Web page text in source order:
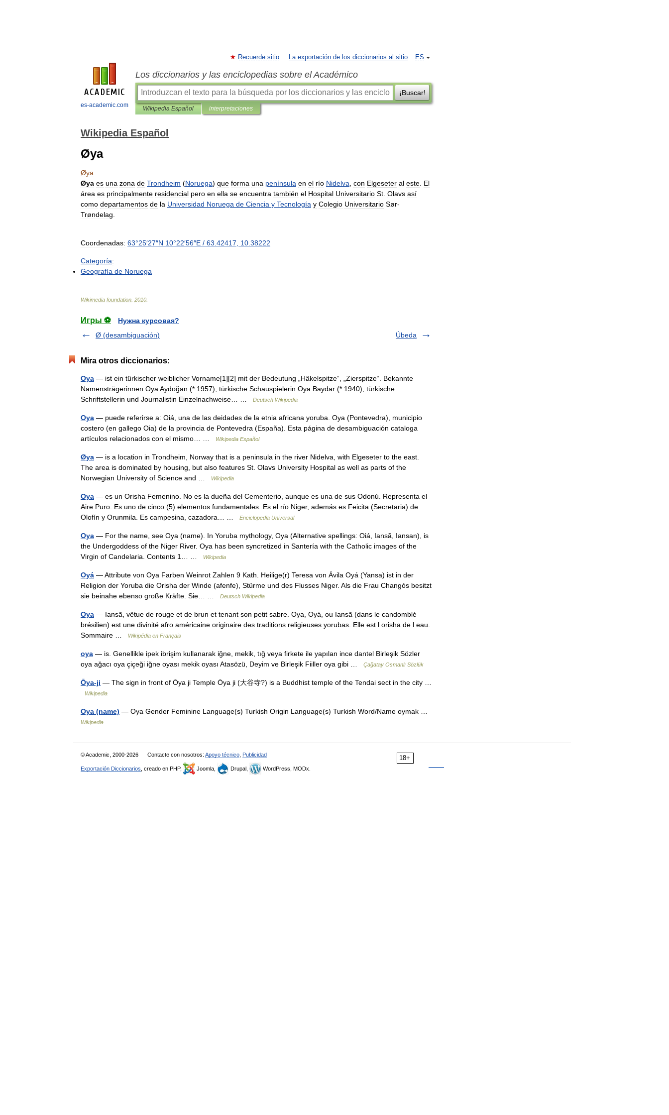
es-academic.com
ES
Recuerde sitio La exportación de los diccionarios al sitio
Los diccionarios y las enciclopedias sobre el Académico
¡Buscar!
Wikipedia Español interpretaciones
Wikipedia Español
Øya
Øya
Øya es una zona de Trondheim (Noruega) que forma una península en el río Nidelva con Elgeseter al este El
área es principalmente residencial pero en ella se encuentra también el Hospital Universitario St Olavs así
como departamentos de la Universidad Noruega de Ciencia y Tecnología y Colegio Universitario Sør-
Trøndelag
Coordenadas: 63°25′27″N 10°22′56″E / 63 42417 10 38222
Categoría:
Geografía de Noruega
Wikimedia foundation 2010
Игры ⚽
Нужна курсовая?
Ø (desambiguación)
Úbeda
Mira otros diccionarios:
Oya — ist ein türkischer weiblicher Vorname[1][2] mit der Bedeutung „Häkelspitze“, „Zierspitze“. Bekannte
Namensträgerinnen Oya Aydoğan (* 1957), türkische Schauspielerin Oya Baydar (* 1940), türkische
Schriftstellerin und Journalistin Einzelnachweise… …
Deutsch Wikipedia
Oya — puede referirse a: Oiá, una de las deidades de la etnia africana yoruba. Oya (Pontevedra), municipio
costero (en gallego Oia) de la provincia de Pontevedra (España). Esta página de desambiguación cataloga
artículos relacionados con el mismo… …
Wikipedia Español
Øya — is a location in Trondheim, Norway that is a peninsula in the river Nidelva, with Elgeseter to the east.
The area is dominated by housing, but also features St. Olavs University Hospital as well as parts of the
Norwegian University of Science and …
Wikipedia
Oya — es un Orisha Femenino. No es la dueña del Cementerio, aunque es una de sus Odonú. Representa el
Aire Puro. Es uno de cinco (5) elementos fundamentales. Es el río Niger, además es Feicita (Secretaria) de
Olofín y Orunmila. Es campesina, cazadora… …
Enciclopedia Universal
Oya — For the name, see Oya (name). In Yoruba mythology, Oya (Alternative spellings: Oiá, Iansã, Iansan), is
the Undergoddess of the Niger River. Oya has been syncretized in Santería with the Catholic images of the
Virgin of Candelaria. Contents 1… …
Wikipedia
Oyá — Attribute von Oya Farben Weinrot Zahlen 9 Kath. Heilige(r) Teresa von Ávila Oyá (Yansa) ist in der
Religion der Yoruba die Orisha der Winde (afenfe), Stürme und des Flusses Niger. Als die Frau Changós besitzt
sie beinahe ebenso große Kräfte. Sie… …
Deutsch Wikipedia
Oya — Iansã, vêtue de rouge et de brun et tenant son petit sabre. Oya, Oyá, ou Iansã (dans le candomblé
brésilien) est une divinité afro américaine originaire des traditions religieuses yorubas. Elle est l orisha de l eau.
Sommaire …
Wikipédia en Français
oya — is. Genellikle ipek ibrişim kullanarak iğne, mekik, tığ veya firkete ile yapılan ince dantel Birleşik Sözler
oya ağacı oya çiçeği iğne oyası mekik oyası Atasözü, Deyim ve Birleşik Fiiller oya gibi …
Çağatay Osmanlı Sözlük
Ōya-ji — The sign in front of Ōya ji Temple Ōya ji (大谷寺?) is a Buddhist temple of the Tendai sect in the city …
Wikipedia
Oya (name) — Oya Gender Feminine Language(s) Turkish Origin Language(s) Turkish Word/Name oymak …
Wikipedia
18+
© Academic, 2000-2026 Contacte con nosotros: Apoyo técnico Publicidad
Exportación Diccionarios , creado en PHP, Joomla, Drupal, WordPress, MODx.